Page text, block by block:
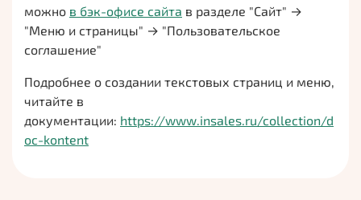
можно в бэк-офисе сайта в разделе "Сайт" →
"Меню и страницы" → "Пользовательское
соглашение"
Подробнее о создании текстовых страниц и меню,
читайте в
документации: https://www.insales.ru/collection/d
oc-kontent